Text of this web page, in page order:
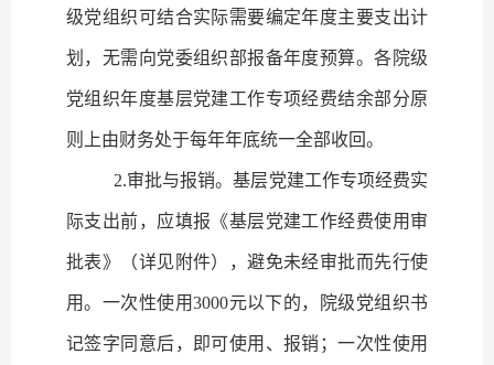
级党组织可结合实际需要编定年度主要支出计
划，无需向党委组织部报备年度预算。各院级
党组织年度基层党建工作专项经费结余部分原
则上由财务处于每年年底统一全部收回。
2.审批与报销。基层党建工作专项经费实
际支出前，应填报《基层党建工作经费使用审
批表》（详见附件），避免未经审批而先行使
用。一次性使用3000元以下的，院级党组织书
记签字同意后，即可使用、报销；一次性使用